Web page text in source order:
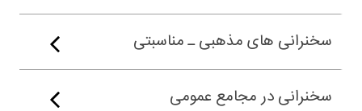
سخنرانی های مذهبی ـ مناسبتی
سخنرانی در مجامع عمومی